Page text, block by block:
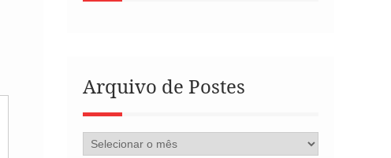
Arquivo de Postes
Arquivo